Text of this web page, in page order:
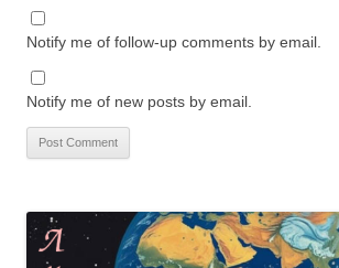
Notify me of follow-up comments by email.
Notify me of new posts by email.